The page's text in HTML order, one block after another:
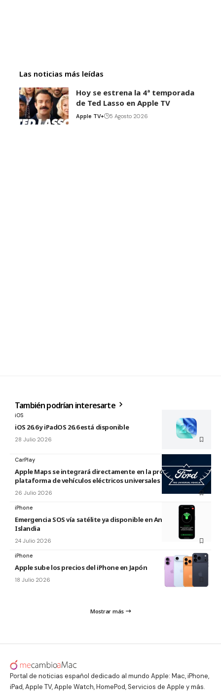
Las noticias más leídas
Hoy se estrena la 4ª temporada
de Ted Lasso en Apple TV
Apple TV+ 5 Agosto 2026
También podrían interesarte
iOS
iOS 26.6 y iPadOS 26.6 está disponible
28 Julio 2026
CarPlay
Apple Maps se integrará directamente en la próxima
plataforma de vehículos eléctricos universales de Ford
26 Julio 2026
iPhone
Emergencia SOS vía satélite ya disponible en Andorra e
Islandia
24 Julio 2026
iPhone
Apple sube los precios del iPhone en Japón
18 Julio 2026
Mostrar más
Portal de noticias español dedicado al mundo Apple: Mac, iPhone,
iPad, Apple TV, Apple Watch, HomePod, Servicios de Apple y más.